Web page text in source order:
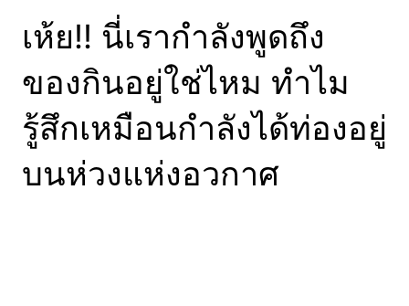
เห้ย!! นี่เรากำลังพูดถึง
ของกินอยู่ใช่ไหม ทำไม
รู้สึกเหมือนกำลังได้ท่องอยู่
บนห่วงแห่งอวกาศ